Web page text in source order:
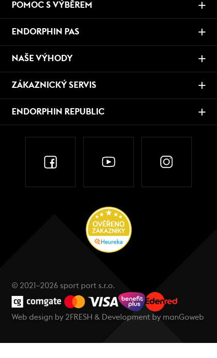
POMOC S VÝBĚREM
ENDORPHIN PAS
NAŠE VÝHODY
ZÁKAZNICKÝ SERVIS
ENDORPHIN REPUBLIC
© 2021–2026 sport port s.r.o.
Web design by 2FRESH & Development by manGoweb